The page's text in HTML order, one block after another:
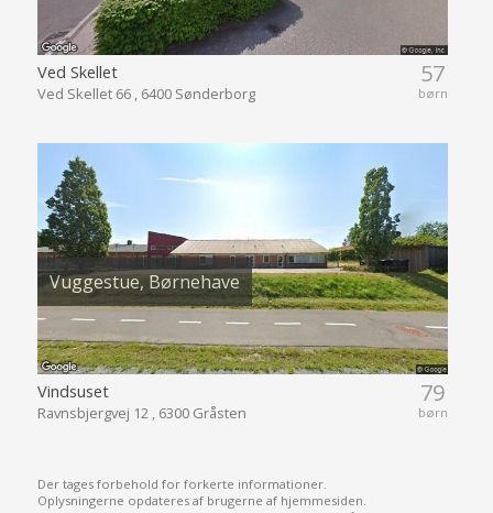
57
børn
Ved Skellet
Ved Skellet 66 , 6400 Sønderborg
Vuggestue, Børnehave
79
børn
Vindsuset
Ravnsbjergvej 12 , 6300 Gråsten
Der tages forbehold for forkerte informationer.
Oplysningerne opdateres af brugerne af hjemmesiden.